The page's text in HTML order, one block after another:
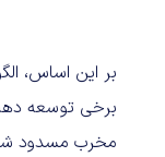
بر این اساس، الگوریتم‌های
مخرب مسدود